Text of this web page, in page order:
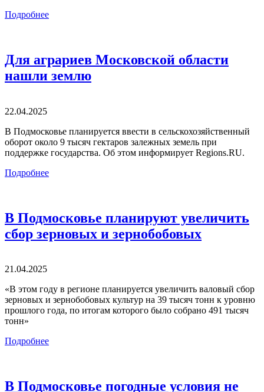
Подробнее
Для аграриев Московской области
нашли землю
22.04.2025
В Подмосковье планируется ввести в сельскохозяйственный
оборот около 9 тысяч гектаров залежных земель при
поддержке государства. Об этом информирует Regions.RU.
Подробнее
В Подмосковье планируют увеличить
сбор зерновых и зернобобовых
21.04.2025
«В этом году в регионе планируется увеличить валовый сбор
зерновых и зернобобовых культур на 39 тысяч тонн к уровню
прошлого года, по итогам которого было собрано 491 тысяч
тонн»
Подробнее
В Подмосковье погодные условия не